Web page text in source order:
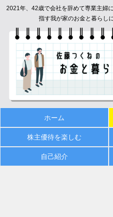
2021年、42歳で会社を辞めて専業主婦
指す我が家のお金と暮らし
ホーム
株主優待を楽しむ
自己紹介